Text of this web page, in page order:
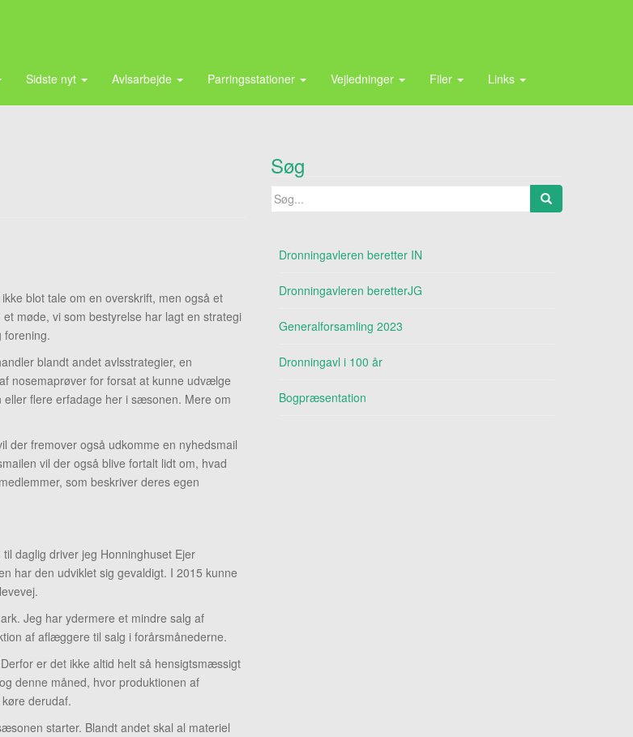
Sidste nyt Avlsarbejde Parringsstationer Vejledninger Filer Links
blot tale om en overskrift, men også et
møde, vi som bestyrelse har lagt en strategi
forening.
blandt andet avlsstrategier, en
nosemaprøver for forsat at kunne udvælge
flere erfadage her i sæsonen. Mere om
der fremover også udkomme en nyhedsmail
vil der også blive fortalt lidt om, hvad
som beskriver deres egen
daglig driver jeg Honninghuset Ejer
har den udviklet sig gevaldigt. I 2015 kunne
Jeg har ydermere et mindre salg af
af aflæggere til salg i forårsmånederne.
er det ikke altid helt så hensigtsmæssigt
denne måned, hvor produktionen af
derudaf.
starter. Blandt andet skal al materiel
Søg
Search
Dronningavleren beretter IN
Dronningavleren beretterJG
Generalforsamling 2023
Dronningavl i 100 år
Bogpræsentation